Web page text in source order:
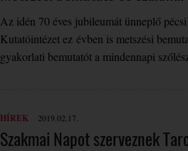
Az idén 70 éves jubileumát ünneplő
Kutatóintézet ez évben is metszési
gyakorlati bemutatót a mindennapi
HÍREK 2019.02.17.
Szakmai Napot szerveznek